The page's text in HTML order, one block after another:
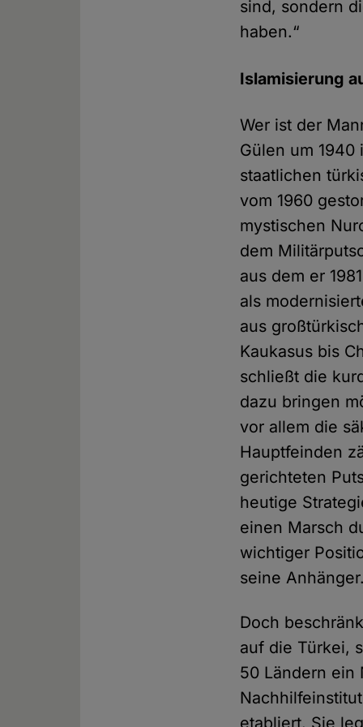
sind, sondern
haben.“
Islamisierung
Wer ist der
Gülen um 1940
staatlichen
vom 1960
mystischen
dem
aus dem er
als
aus
Kaukasus bis
schließt die
dazu bringen
vor allem die
Hauptfeinden
gerichteten
heutige
einen Marsch
wichtiger
seine Anhänger.
Doch
auf die Türkei,
50 Ländern ein
etabliert. Sie